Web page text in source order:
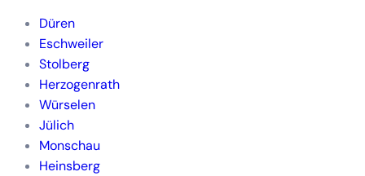
Düren
Eschweiler
Stolberg
Herzogenrath
Würselen
Jülich
Monschau
Heinsberg